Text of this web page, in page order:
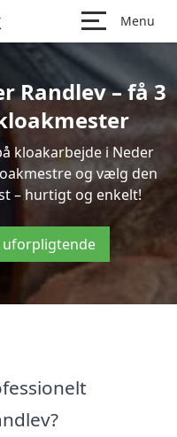
Menu
Randlev – få 3
kloakarbejde i Neder
og vælg den
– hurtigt og enkelt!
uforpligtende